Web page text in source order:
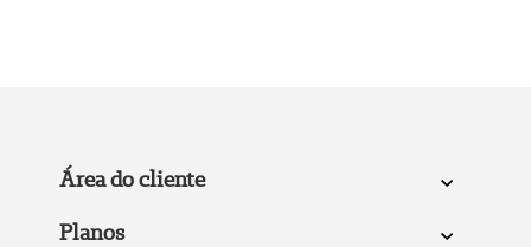
Área do cliente
Planos